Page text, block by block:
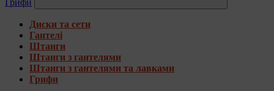
Грифи
Диски та сети
Гантелі
Штанги
Штанги з гантелями
Штанги з гантелями та лавками
Грифи